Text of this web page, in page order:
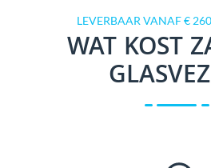
LEVERBAAR VANAF €
WAT KOST